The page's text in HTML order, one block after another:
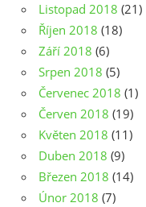
Listopad 2018 (21)
Říjen 2018 (18)
Září 2018 (6)
Srpen 2018 (5)
Červenec 2018 (1)
Červen 2018 (19)
Květen 2018 (11)
Duben 2018 (9)
Březen 2018 (14)
Únor 2018 (7)